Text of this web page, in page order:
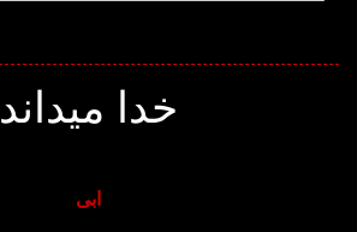
خدا میداند
ابی